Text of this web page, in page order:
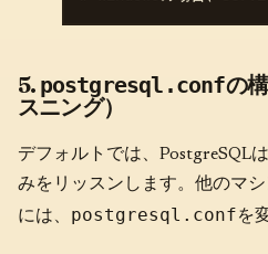
5. postgresql.confの
スニング）
デフォルトでは、PostgreSQL
みをリッスンします。他のマ
には、 postgresql.confを